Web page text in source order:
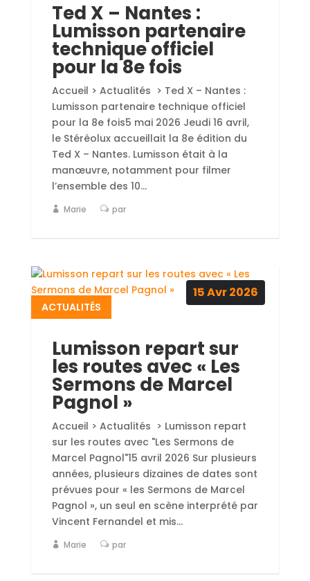
Ted X – Nantes :
Lumisson partenaire
technique officiel
pour la 8e fois
Accueil > Actualités > Ted X – Nantes :
Lumisson partenaire technique officiel
pour la 8e fois5 mai 2026 Jeudi 16 avril,
le Stéréolux accueillait la 8e édition du
Ted X – Nantes. Lumisson était à la
manœuvre, notamment pour filmer
l’ensemble des 10...
Marie par
Lumisson repart sur
les routes avec « Les
Sermons de Marcel
Pagnol »
ACTUALITÉS
Accueil > Actualités > Lumisson repart
sur les routes avec "Les Sermons de
Marcel Pagnol"15 avril 2026 Sur plusieurs
années, plusieurs dizaines de dates sont
prévues pour « les Sermons de Marcel
Pagnol », un seul en scène interprété par
Vincent Fernandel et mis...
Marie par
15Avr2026